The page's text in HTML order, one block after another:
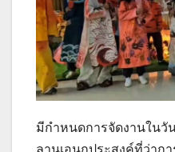
มีกำหนดการจัดงานในวั
ลานเอนกประสงค์ที่ว่าก